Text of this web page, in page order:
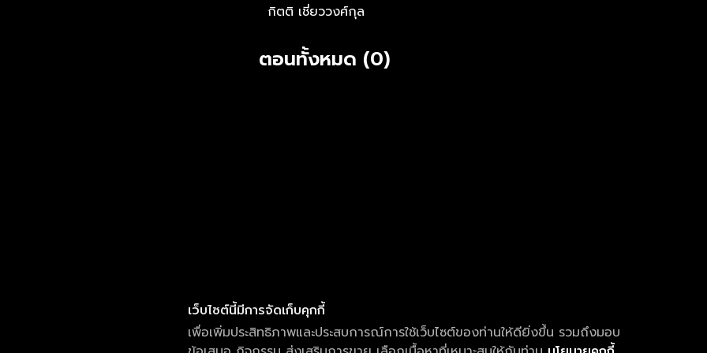
กิตติ เชี่ยววงศ์กุล
ตอนทั้งหมด (0)
เว็บไซต์นี้มีการจัดเก็บคุกกี้
เพื่อเพิ่มประสิทธิภาพและประสบการณ์การใช้เว็บไซต์ของท่านให้ดียิ่งขึ้น รวมถึงมอบ